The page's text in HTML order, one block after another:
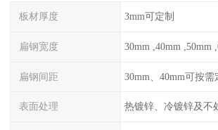
板材厚度 3mm可定制
扁钢宽度 30mm ,40mm ,50mm
扁钢间距 30mm、40mm可按需
表面处理 热镀锌、冷镀锌及不